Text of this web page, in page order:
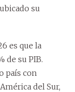
su
es que la
de su PIB.
país con
del Sur,